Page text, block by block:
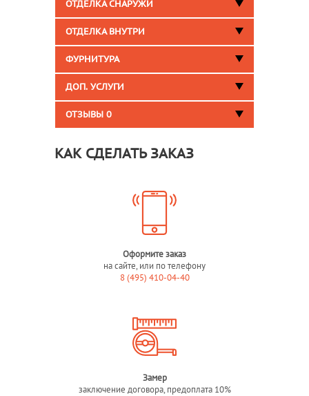
ОТДЕЛКА СНАРУЖИ
ОТДЕЛКА ВНУТРИ
ФУРНИТУРА
ДОП. УСЛУГИ
ОТЗЫВЫ 0
КАК СДЕЛАТЬ ЗАКАЗ
Оформите заказ
на сайте, или по телефону
8 (495) 410-04-40
Замер
заключение договора, предоплата 10%